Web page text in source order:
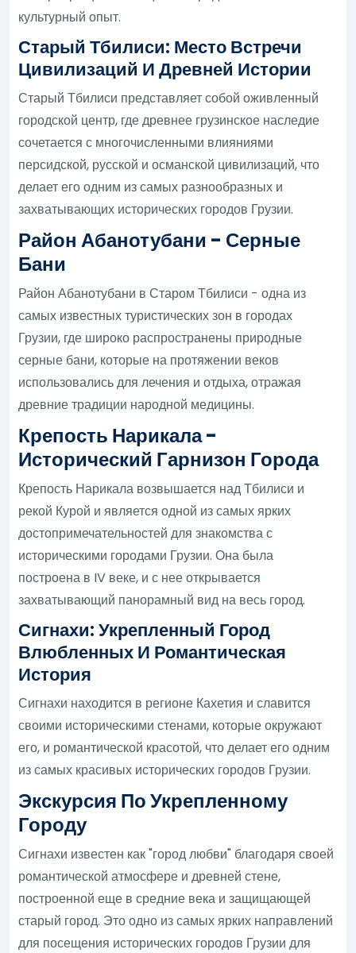
культурный опыт.
Старый Тбилиси: Место Встречи
Цивилизаций И Древней Истории
Старый Тбилиси представляет собой оживленный
городской центр, где древнее грузинское наследие
сочетается с многочисленными влияниями
персидской, русской и османской цивилизаций, что
делает его одним из самых разнообразных и
захватывающих исторических городов Грузии.
Район Абанотубани - Серные
Бани
Район Абанотубани в Старом Тбилиси - одна из
самых известных туристических зон в городах
Грузии, где широко распространены природные
серные бани, которые на протяжении веков
использовались для лечения и отдыха, отражая
древние традиции народной медицины.
Крепость Нарикала -
Исторический Гарнизон Города
Крепость Нарикала возвышается над Тбилиси и
рекой Курой и является одной из самых ярких
достопримечательностей для знакомства с
историческими городами Грузии. Она была
построена в IV веке, и с нее открывается
захватывающий панорамный вид на весь город.
Сигнахи: Укрепленный Город
Влюбленных И Романтическая
История
Сигнахи находится в регионе Кахетия и славится
своими историческими стенами, которые окружают
его, и романтической красотой, что делает его одним
из самых красивых исторических городов Грузии.
Экскурсия По Укрепленному
Городу
Сигнахи известен как "город любви" благодаря своей
романтической атмосфере и древней стене,
построенной еще в средние века и защищающей
старый город. Это одно из самых ярких направлений
для посещения исторических городов Грузии для